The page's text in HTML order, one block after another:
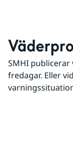
SMHI
fredagar. Eller